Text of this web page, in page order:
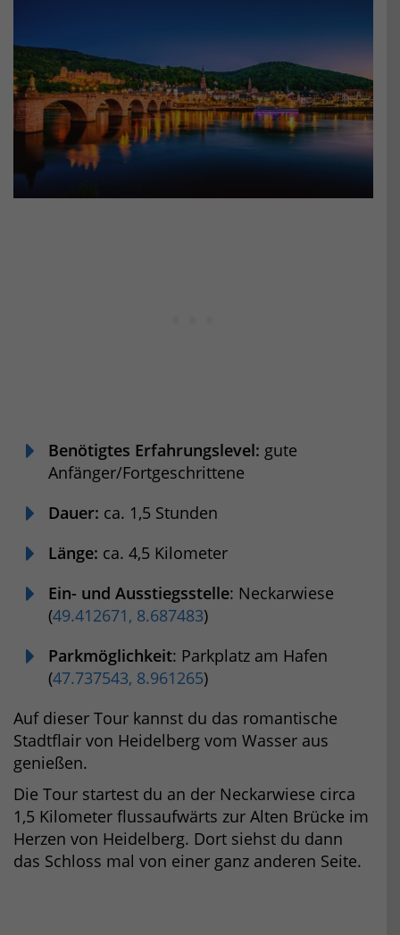
Benötigtes Erfahrungslevel: gute
Anfänger/Fortgeschrittene
Dauer: ca. 1,5 Stunden
Länge: ca. 4,5 Kilometer
Ein- und Ausstiegsstelle: Neckarwiese
(49.412671, 8.687483)
Parkmöglichkeit: Parkplatz am Hafen
(47.737543, 8.961265)
Auf dieser Tour kannst du das romantische
Stadtflair von Heidelberg vom Wasser aus
genießen.
Die Tour startest du an der Neckarwiese circa
1,5 Kilometer flussaufwärts zur Alten Brücke im
Herzen von Heidelberg. Dort siehst du dann
das Schloss mal von einer ganz anderen Seite.